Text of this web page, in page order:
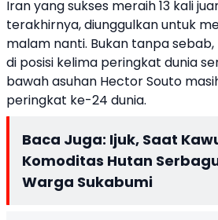
Iran yang sukses meraih 13 kali
terakhirnya, diunggulkan untuk
malam nanti. Bukan tanpa
di posisi kelima peringkat dunia
bawah asuhan Hector Souto
peringkat ke-24 dunia.
Baca Juga: Ijuk, Saat
Komoditas Hutan
Warga Sukabumi